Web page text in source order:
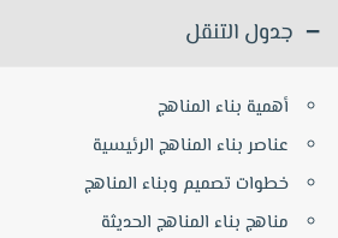
جدول التنقل
أهمية بناء المناهج
عناصر بناء المناهج الرئيسية
خطوات تصميم وبناء المناهج
مناهج بناء المناهج الحديثة